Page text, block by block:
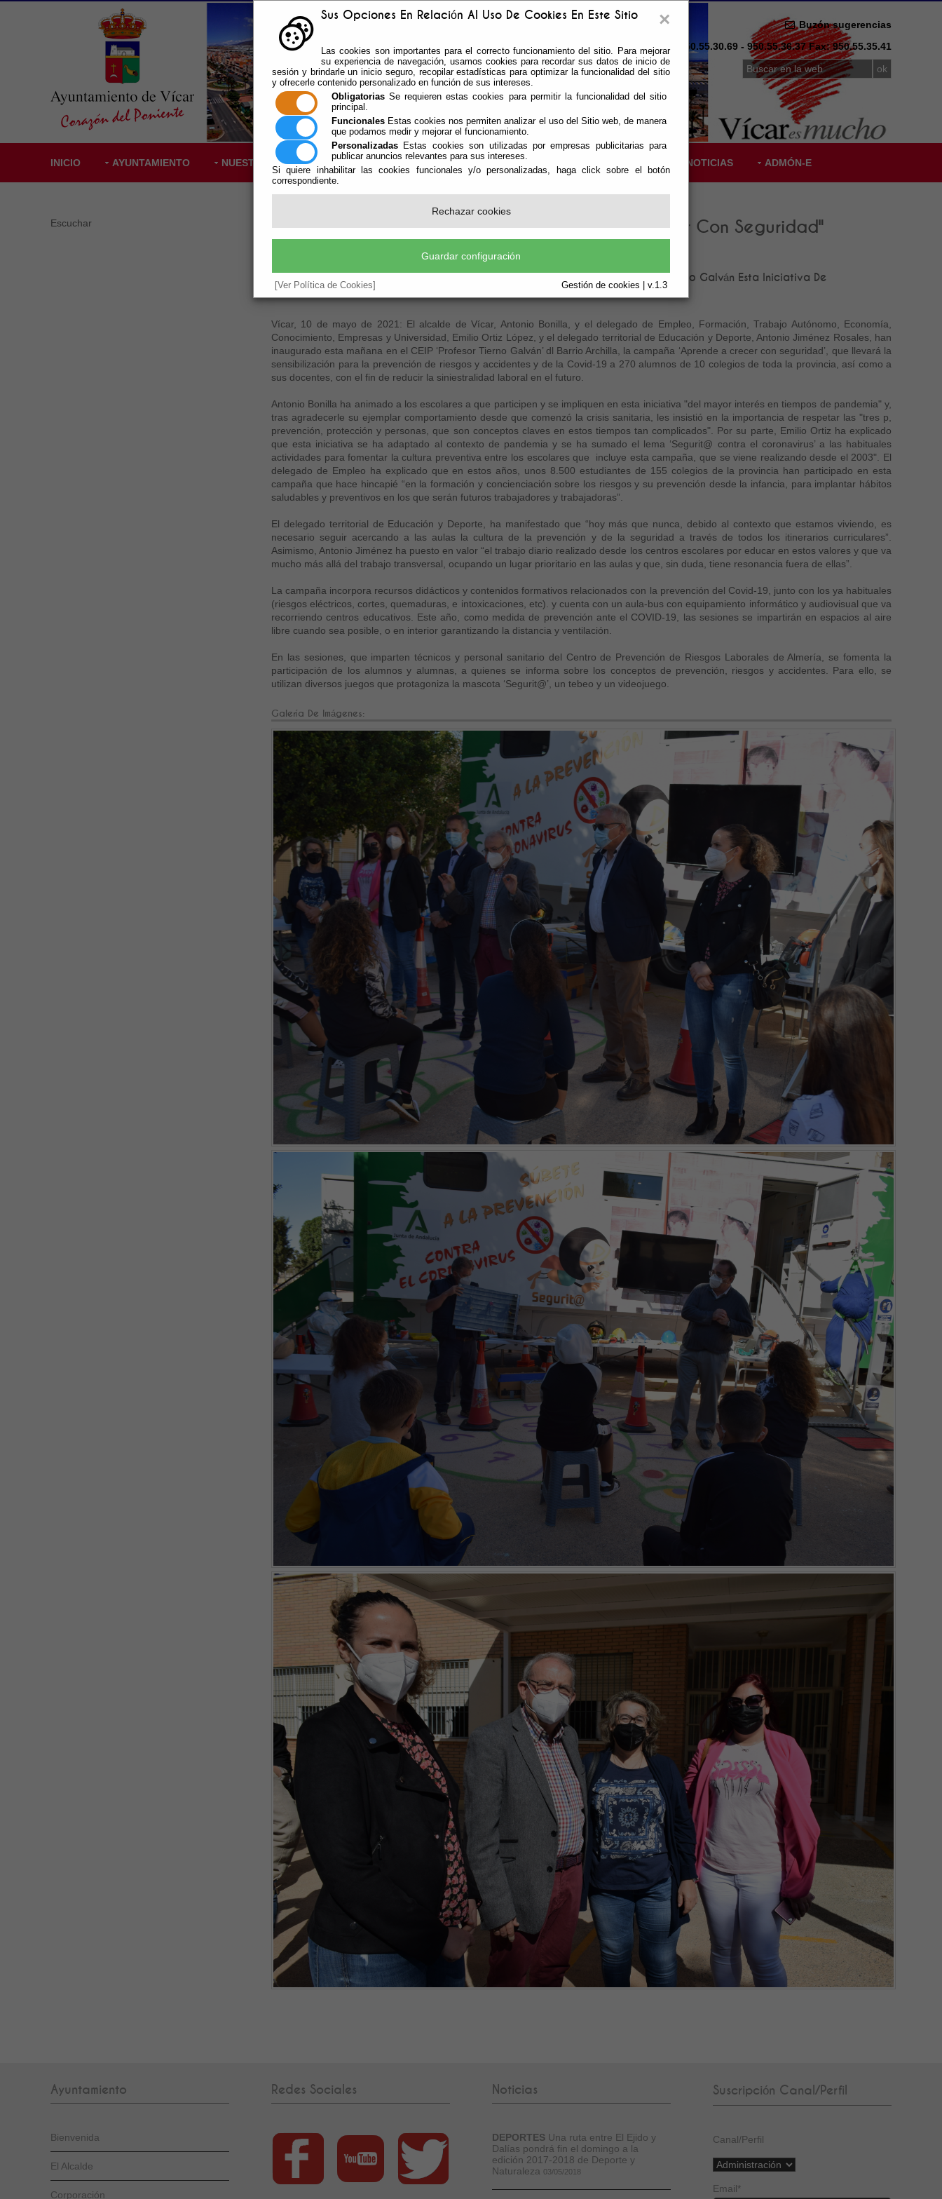
×
Sus Opciones En Relación Al Uso De Cookies En Este Sitio
Las cookies son importantes para el correcto funcionamiento del sitio. Para mejorar
su experiencia de navegación, usamos cookies para recordar sus datos de inicio de
sesión y brindarle un inicio seguro, recopilar estadísticas para optimizar la funcionalidad del sitio
y ofrecerle contenido personalizado en función de sus intereses.
Obligatorias Se requieren estas cookies para permitir la funcionalidad del sitio
principal.
Funcionales Estas cookies nos permiten analizar el uso del Sitio web, de manera
que podamos medir y mejorar el funcionamiento.
Personalizadas Estas cookies son utilizadas por empresas publicitarias para
publicar anuncios relevantes para sus intereses.
Si quiere inhabilitar las cookies funcionales y/o personalizadas, haga click sobre el botón
correspondiente.
Rechazar cookies
Guardar configuración
[Ver Política de Cookies] Gestión de cookies | v.1.3
Buzón sugerencias
Telf: 950.55.30.69 - 950.55.36.37 Fax: 950.55.35.41
INICIO AYUNTAMIENTO NUESTRO PUEBLO ÁREAS DE GOBIERNO TABLÓN Y ACTAS NOTICIAS ADMÓN-E
Escuchar Comienza En Vícar La Campaña "Aprende A Crecer Con Seguridad"
El Alcalde Y Los Delegados De Educación Y Empleo Abren En El CEIP Profesor Tierno Galván Esta Iniciativa De
Sensibilización
Vícar, 10 de mayo de 2021: El alcalde de Vícar, Antonio Bonilla, y el delegado de Empleo, Formación, Trabajo Autónomo, Economía,
Conocimiento, Empresas y Universidad, Emilio Ortiz López, y el delegado territorial de Educación y Deporte, Antonio Jiménez Rosales, han
inaugurado esta mañana en el CEIP ‘Profesor Tierno Galván’ dl Barrio Archilla, la campaña ‘Aprende a crecer con seguridad’, que llevará la
sensibilización para la prevención de riesgos y accidentes y de la Covid-19 a 270 alumnos de 10 colegios de toda la provincia, así como a
sus docentes, con el fin de reducir la siniestralidad laboral en el futuro.
Antonio Bonilla ha animado a los escolares a que participen y se impliquen en esta iniciativa "del mayor interés en tiempos de pandemia" y,
tras agradecerle su ejemplar comportamiento desde que comenzó la crisis sanitaria, les insistió en la importancia de respetar las "tres p,
prevención, protección y personas, que son conceptos claves en estos tiempos tan complicados". Por su parte, Emilio Ortiz ha explicado
que esta iniciativa se ha adaptado al contexto de pandemia y se ha sumado el lema ‘Segurit@ contra el coronavirus’ a las habituales
actividades para fomentar la cultura preventiva entre los escolares que incluye esta campaña, que se viene realizando desde el 2003". El
delegado de Empleo ha explicado que en estos años, unos 8.500 estudiantes de 155 colegios de la provincia han participado en esta
campaña que hace hincapié “en la formación y concienciación sobre los riesgos y su prevención desde la infancia, para implantar hábitos
saludables y preventivos en los que serán futuros trabajadores y trabajadoras”.
El delegado territorial de Educación y Deporte, ha manifestado que “hoy más que nunca, debido al contexto que estamos viviendo, es
necesario seguir acercando a las aulas la cultura de la prevención y de la seguridad a través de todos los itinerarios curriculares”.
Asimismo, Antonio Jiménez ha puesto en valor “el trabajo diario realizado desde los centros escolares por educar en estos valores y que va
mucho más allá del trabajo transversal, ocupando un lugar prioritario en las aulas y que, sin duda, tiene resonancia fuera de ellas”.
La campaña incorpora recursos didácticos y contenidos formativos relacionados con la prevención del Covid-19, junto con los ya habituales
(riesgos eléctricos, cortes, quemaduras, e intoxicaciones, etc). y cuenta con un aula-bus con equipamiento informático y audiovisual que va
recorriendo centros educativos. Este año, como medida de prevención ante el COVID-19, las sesiones se impartirán en espacios al aire
libre cuando sea posible, o en interior garantizando la distancia y ventilación.
En las sesiones, que imparten técnicos y personal sanitario del Centro de Prevención de Riesgos Laborales de Almería, se fomenta la
participación de los alumnos y alumnas, a quienes se informa sobre los conceptos de prevención, riesgos y accidentes. Para ello, se
utilizan diversos juegos que protagoniza la mascota ‘Segurit@’, un tebeo y un videojuego.
Galería De Imágenes:
Ayuntamiento
Bienvenida
El Alcalde
Corporación
Redes Sociales Noticias
DEPORTES Una ruta entre El Ejido y
Dalías pondrá fin el domingo a la
edición 2017-2018 de Deporte y
Naturaleza 03/05/2018
Suscripción Canal/Perfil
Canal/Perfil
Email*